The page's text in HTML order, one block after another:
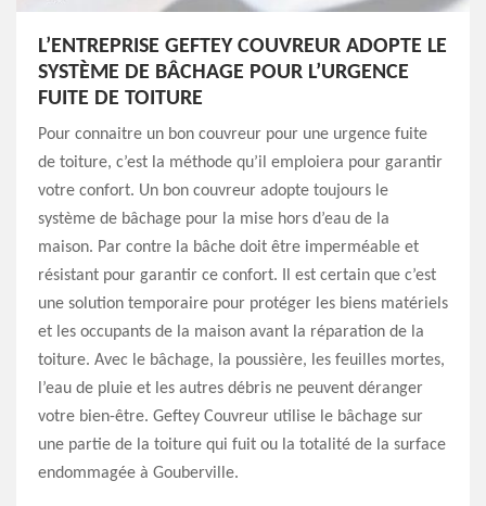
L’ENTREPRISE GEFTEY COUVREUR ADOPTE LE
SYSTÈME DE BÂCHAGE POUR L’URGENCE
FUITE DE TOITURE
Pour connaitre un bon couvreur pour une urgence fuite
de toiture, c’est la méthode qu’il emploiera pour garantir
votre confort. Un bon couvreur adopte toujours le
système de bâchage pour la mise hors d’eau de la
maison. Par contre la bâche doit être imperméable et
résistant pour garantir ce confort. Il est certain que c’est
une solution temporaire pour protéger les biens matériels
et les occupants de la maison avant la réparation de la
toiture. Avec le bâchage, la poussière, les feuilles mortes,
l’eau de pluie et les autres débris ne peuvent déranger
votre bien-être. Geftey Couvreur utilise le bâchage sur
une partie de la toiture qui fuit ou la totalité de la surface
endommagée à Gouberville.